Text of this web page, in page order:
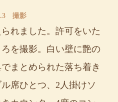
撮影
れました。許可をいた
を撮影。白い壁に艶の
まとめられた落ち着き
席ひとつ、2人掛けソ